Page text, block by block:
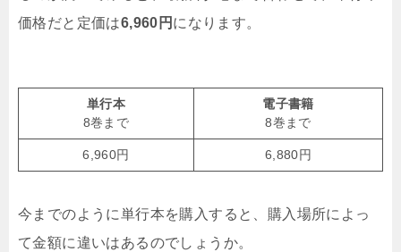
価格だと定価は6,960円 になります。
単行本
8巻まで
電子書籍
8巻まで
6,960円 6,880円
今までのように単行本を購入すると、購入場所によっ
て金額に違いはあるのでしょうか。